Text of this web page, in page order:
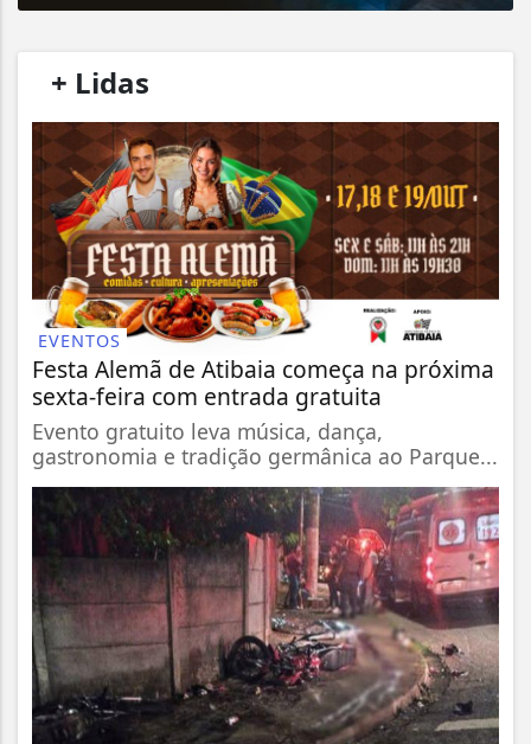
+ Lidas
EVENTOS
Festa Alemã de Atibaia começa na próxima
sexta-feira com entrada gratuita
Evento gratuito leva música, dança,
gastronomia e tradição germânica ao Parque...